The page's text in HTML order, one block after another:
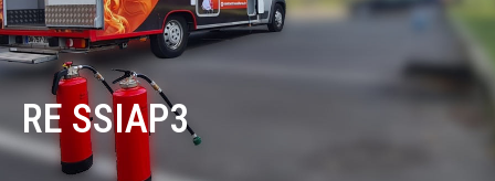
RE SSIAP3